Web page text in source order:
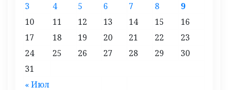
« Июл
3
4 5 6 7 8
9
10
11 12 13 14 15
16
17
18 19 20 21 22
23
24
25 26 27 28 29
30
31